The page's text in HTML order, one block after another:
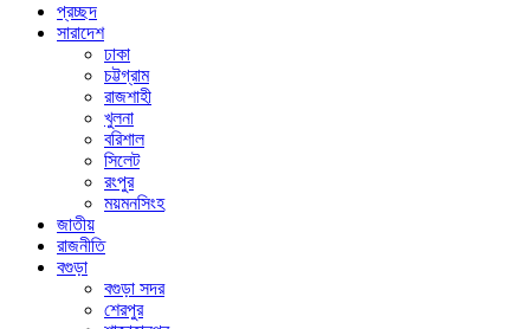
প্রচ্ছদ
সারাদেশ
ঢাকা
চট্টগ্রাম
রাজশাহী
খুলনা
বরিশাল
সিলেট
রংপুর
ময়মনসিংহ
জাতীয়
রাজনীতি
বগুড়া
বগুড়া সদর
শেরপুর